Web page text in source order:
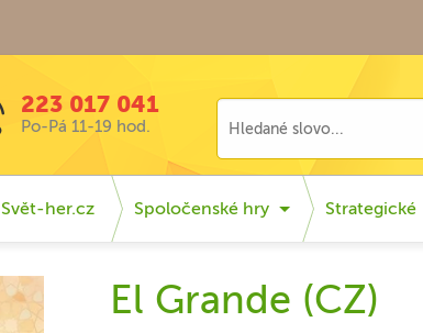
223 017 041
Po-Pá 11-19 hod.
Svět-her.cz Spoločenské hry Strategické
El Grande (CZ)